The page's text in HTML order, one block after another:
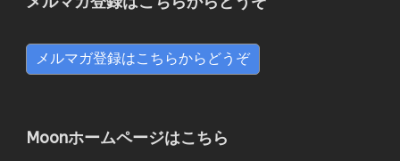
メルマガ登録はこちらからどうぞ
Moonホームページはこちら